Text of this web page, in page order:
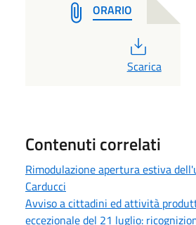
ORARIO
PDF
Scarica
Contenuti correlati
Rimodulazione apertura estiva
Carducci
Avviso a cittadini ed attività
eccezionale del 21 luglio: